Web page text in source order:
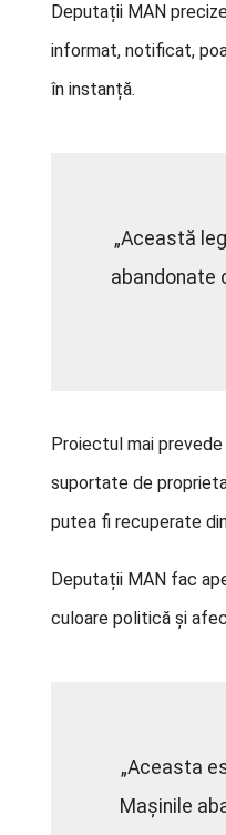
Deputații MAN
informat, notificat,
în instanță.
„Această
abandonate
Proiectul mai
suportate de
putea fi recuperate
Deputații MAN fac
culoare politică și
„Aceasta
Mașinile